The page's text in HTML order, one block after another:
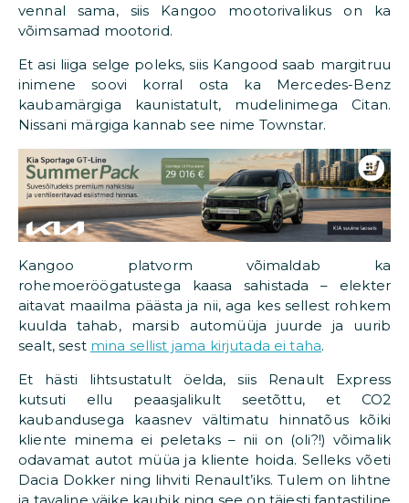
vennal sama, siis Kangoo mootorivalikus on ka
võimsamad mootorid.
Et asi liiga selge poleks, siis Kangood saab margitruu
inimene soovi korral osta ka Mercedes-Benz
kaubamärgiga kaunistatult, mudelinimega Citan.
Nissani märgiga kannab see nime Townstar.
Kangoo platvorm võimaldab ka
rohemoeröögatustega kaasa sahistada – elekter
aitavat maailma päästa ja nii, aga kes sellest rohkem
kuulda tahab, marsib automüüja juurde ja uurib
sealt, sest mina sellist jama kirjutada ei taha.
Et hästi lihtsustatult öelda, siis Renault Express
kutsuti ellu peaasjalikult seetõttu, et CO2
kaubandusega kaasnev vältimatu hinnatõus kõiki
kliente minema ei peletaks – nii on (oli?!) võimalik
odavamat autot müüa ja kliente hoida. Selleks võeti
Dacia Dokker ning lihviti Renault’iks. Tulem on lihtne